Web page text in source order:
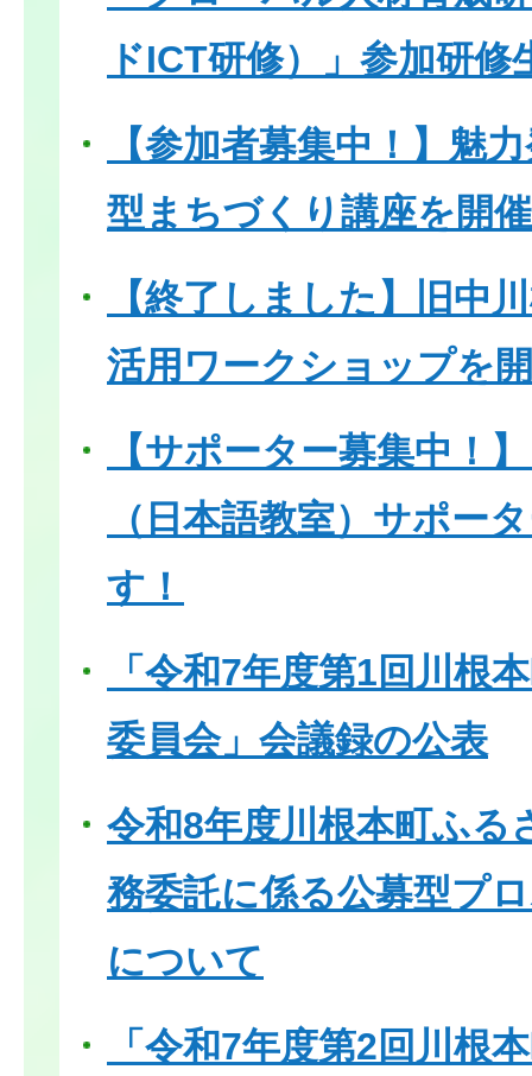
ドICT研修）」参加研修
【参加者募集中！】魅
型まちづくり講座を開
【終了しました】旧中
活用ワークショップを
【サポーター募集中！
（日本語教室）サポー
す！
「令和7年度第1回川根
委員会」会議録の公表
令和8年度川根本町ふる
務委託に係る公募型プ
について
「令和7年度第2回川根